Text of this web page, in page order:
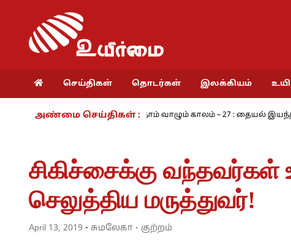
செய்திகள் தொடர்கள் இலக்கியம்
அண்மை செய்திகள் :
பயங்கரம் - அ.ராமசாமி நாம் வாழும் காலம் – 27 : தையல்
சிகிச்சைக்கு வந்தவர்கள்
செலுத்திய மருத்துவர்!
April 13, 2019 - சுமலேகா · குற்றம்